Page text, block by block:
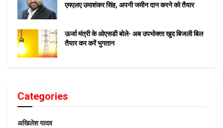
एमएलए उमाशंकर सिंह, अपनी जमीन दान करने को तैयार
ऊर्जा मंत्री के ओएसडी बोले- अब उपभोक्ता खुद बिजली बिल
तैयार कर करें भुगतान
Categories
अखिलेश यादव